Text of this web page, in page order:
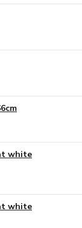
white
white